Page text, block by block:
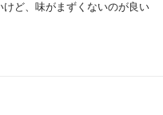
ど、味がまずくないのが良い